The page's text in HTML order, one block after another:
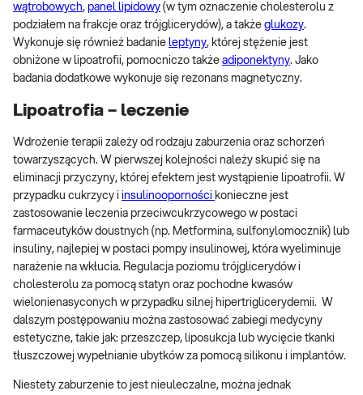
wątrobowych, panel lipidowy (w tym oznaczenie cholesterolu z
podziałem na frakcje oraz trójglicerydów), a także glukozy.
Wykonuje się również badanie leptyny, której stężenie jest
obniżone w lipoatrofii, pomocniczo także adiponektyny. Jako
badania dodatkowe wykonuje się rezonans magnetyczny.
Lipoatrofia – leczenie
Wdrożenie terapii zależy od rodzaju zaburzenia oraz schorzeń
towarzyszących. W pierwszej kolejności należy skupić się na
eliminacji przyczyny, której efektem jest wystąpienie lipoatrofii. W
przypadku cukrzycy i insulinooporności konieczne jest
zastosowanie leczenia przeciwcukrzycowego w postaci
farmaceutyków doustnych (np. Metformina, sulfonylomocznik) lub
insuliny, najlepiej w postaci pompy insulinowej, która wyeliminuje
narażenie na wkłucia. Regulacja poziomu trójglicerydów i
cholesterolu za pomocą statyn oraz pochodne kwasów
wielonienasyconych w przypadku silnej hipertriglicerydemii. W
dalszym postępowaniu można zastosować zabiegi medycyny
estetyczne, takie jak: przeszczep, liposukcja lub wycięcie tkanki
tłuszczowej wypełnianie ubytków za pomocą silikonu i implantów.
Niestety zaburzenie to jest nieuleczalne, można jednak